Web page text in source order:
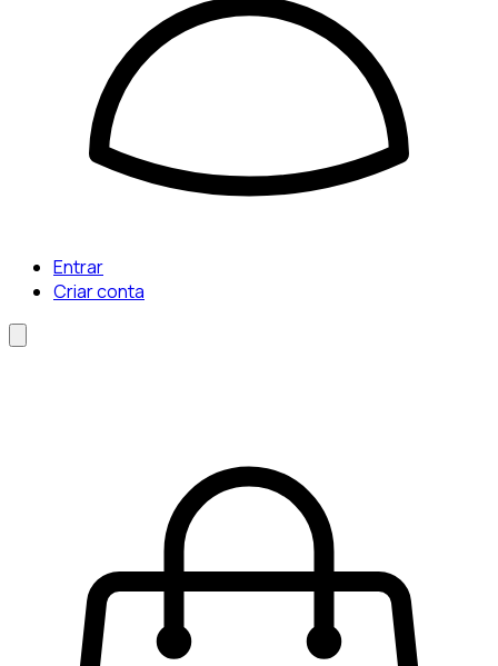
Entrar
Criar conta